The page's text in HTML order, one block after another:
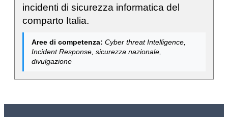
incidenti di sicurezza informatica del
comparto Italia.
Aree di competenza: Cyber threat Intelligence,
Incident Response, sicurezza nazionale,
divulgazione